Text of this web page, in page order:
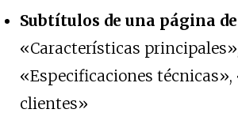
Subtítulos de una página
«Características
«Especificaciones técnicas»,
clientes»